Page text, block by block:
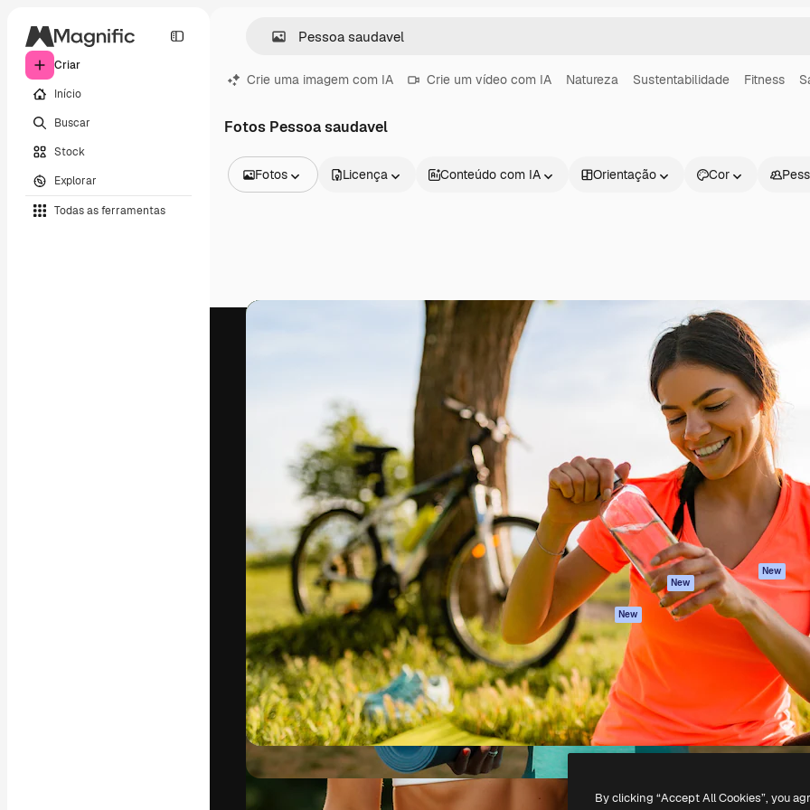
Criar
Início
Buscar
Stock
Explorar
Todas as ferramentas
Crie uma imagem com IA Crie um vídeo com IA Natureza Sustentabilidade Fitness
Fotos Pessoa saudavel
Fotos
Vídeos
Licença Conteúdo com IA Orientação Cor
A plataforma criativa para você direcionar
seu melhor trabalho. Mais de 1 milhão de
assinantes entre criativos, empresas,
agências e estúdios.
Português
Gerador de
imagens
Gerador de vídeos
Texto para voz
Conteúdo de stock
MCP para
Claude/ChatGPT
New
Agentes New
API
App móvel
Todas as
ferramentas
Começar
Academy
Documentação
Atendimento
Termos e
condições
Política de
privacidade
Originais
New
Política de
Central de
confiabilidade
Afiliados
Copyright © 2010-2026Freepik Company S.L.U. Todos os direitos reservados.
By clicking “Accept All Cookies”, you